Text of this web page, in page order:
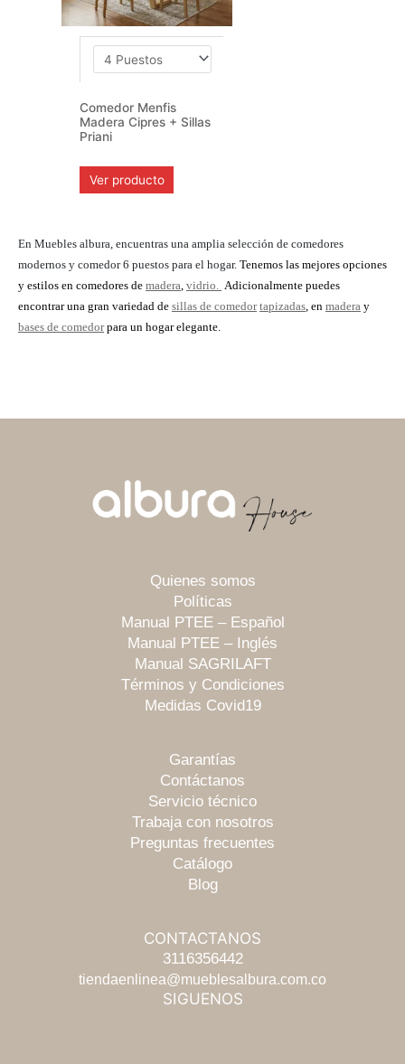
Comedor Menfis
Madera Cipres + Sillas
Priani
Ver producto
En Muebles albura, encuentras una amplia selección de comedores
modernos y comedor 6 puestos para el hogar. Tenemos las mejores opciones
y estilos en comedores de madera vidrio.
Adicionalmente puedes
encontrar una gran variedad de sillas de comedor tapizadas , en madera y
bases de comedorpara un hogar elegante.
Quienes somos
Políticas
Manual PTEE – Español
Manual PTEE – Inglés
Manual SAGRILAFT
Términos y Condiciones
Medidas Covid19
Garantías
Contáctanos
Servicio técnico
Trabaja con nosotros
Preguntas frecuentes
Catálogo
Blog
CONTACTANOS
3116356442
tiendaenlinea@mueblesalbura.com.co
SIGUENOS